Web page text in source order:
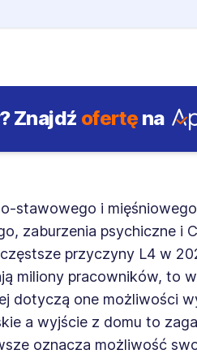
Znajdź ofertę na
stawowego i
zaburzenia psychiczne i
przyczyny L4 w
miliony pracowników, to
dotyczą one możliwości
a wyjście z domu to
oznacza możliwość